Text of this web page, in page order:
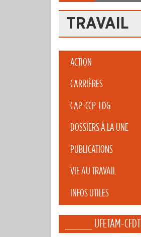
TRAVAIL
ACTION
CARRIÈRES
CAP-CCP-LDG
DOSSIERS À LA UNE
PUBLICATIONS
VIE AU TRAVAIL
INFOS UTILES
_____ UFETAM-CFDT